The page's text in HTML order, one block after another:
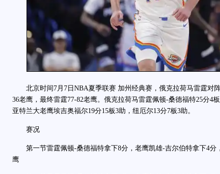
北京时间7月7日NBA夏季联赛 加州经典赛，俄克拉荷马雷霆对
36老鹰，最终雷霆77-82老鹰。俄克拉荷马雷霆佩顿-桑德福特25分4
亚特兰大老鹰埃吉奥福尔19分15板3助，纽厄尔13分7板3助。
赛况
第一节雷霆佩顿-桑德福特拿下8分，老鹰凯雄-吉尔伯特拿下4分
鹰